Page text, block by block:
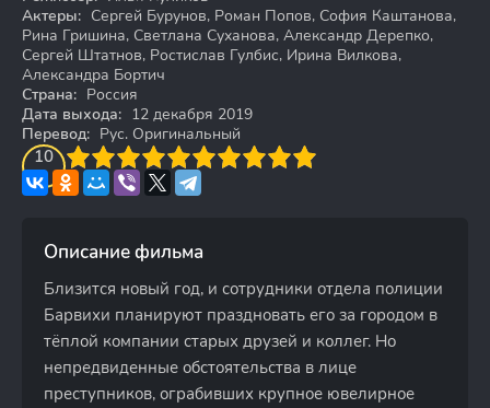
Актеры: Сергей Бурунов, Роман Попов, София Каштанова,
Рина Гришина, Светлана Суханова, Александр Дерепко,
Сергей Штатнов, Ростислав Гулбис, Ирина Вилкова,
Александра Бортич
Страна: Россия
Дата выхода: 12 декабря 2019
Перевод: Рус. Оригинальный
10
4 5 6 7 8 9 10
Описание фильма
Близится новый год, и сотрудники отдела полиции
Барвихи планируют праздновать его за городом в
тёплой компании старых друзей и коллег. Но
непредвиденные обстоятельства в лице
преступников, ограбивших крупное ювелирное